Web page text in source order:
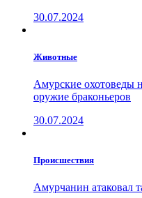
30.07.2024
Животные
Амурские охотоведы
оружие браконьеров
30.07.2024
Проиcшествия
Амурчанин атаковал